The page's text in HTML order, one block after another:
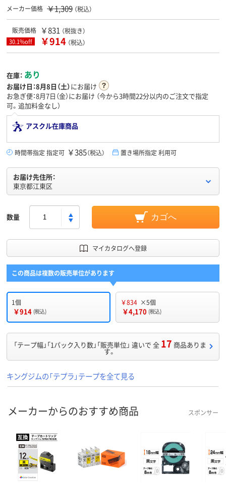
メーカー価格 ￥1,309 （税込）
販売価格 ￥831 （税抜き）
30.1%off ￥914 （税込）
在庫： あり
お届け日：8月8日（土）にお届け
お急ぎ便：8月7日（金）にお届け （今から3時間22分以内のご注文で指定
可。追加料金なし）
アスクル在庫商品
時間帯指定 指定可 ￥385（税込） 置き場所指定 利用可
お届け先住所：
東京都江東区
数量 カゴへ
マイカタログへ登録
この商品は複数の販売単位があります
1個
￥914 (税込)
￥834 ×5個
￥4,170 (税込)
「テープ幅」「1パック入り数」「販売単位」 違いで 全 17 商品ありま
す。
キングジムの「テプラ」テープを全て見る
メーカーからのおすすめ商品 スポンサー